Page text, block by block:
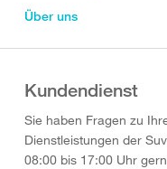
Über uns
Kundendienst
Sie haben Fragen zu
Dienstleistungen der
08:00 bis 17:00 Uhr